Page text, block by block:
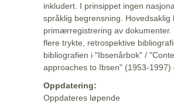
inkludert. I prinsippet ingen
språklig begrensning. Hovedsaklig
primærregistrering av
flere trykte, retrospektive
bibliografien i "Ibsenårbok" /
approaches to Ibsen" (1953-1997)
Oppdatering:
Oppdateres løpende